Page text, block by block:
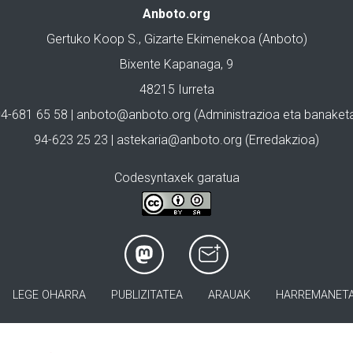
Anboto.org
Gertuko Koop S., Gizarte Ekimenekoa (Anboto)
Bixente Kapanaga, 9
48215 Iurreta
681 65 58 | anboto@anboto.org (Administrazioa eta
94-623 25 23 | astekaria@anboto.org (Erredakzioa)
Codesyntaxek garatua
LEGE OHARRA PUBLIZITATEA ARAUAK